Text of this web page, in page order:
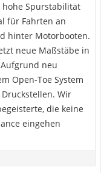
Spurstabilität
für Fahrten an
hinter Motorbooten.
neue Maßstäbe in
neu
Open-Toe System
Wir
die keine
eingehen